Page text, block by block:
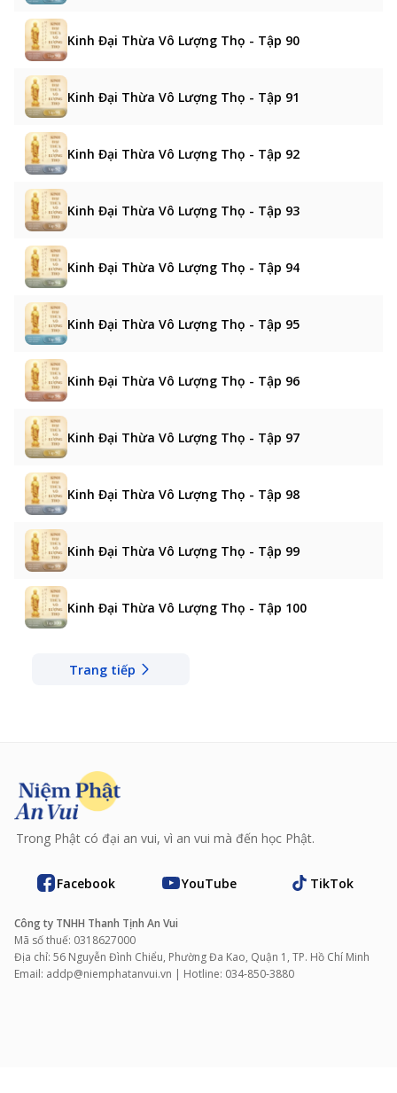
Kinh Đại Thừa Vô Lượng Thọ - Tập 90
Kinh Đại Thừa Vô Lượng Thọ - Tập 91
Kinh Đại Thừa Vô Lượng Thọ - Tập 92
Kinh Đại Thừa Vô Lượng Thọ - Tập 93
Kinh Đại Thừa Vô Lượng Thọ - Tập 94
Kinh Đại Thừa Vô Lượng Thọ - Tập 95
Kinh Đại Thừa Vô Lượng Thọ - Tập 96
Kinh Đại Thừa Vô Lượng Thọ - Tập 97
Kinh Đại Thừa Vô Lượng Thọ - Tập 98
Kinh Đại Thừa Vô Lượng Thọ - Tập 99
Kinh Đại Thừa Vô Lượng Thọ - Tập 100
Trang tiếp
Trong Phật có đại an vui, vì an vui mà đến học Phật.
Facebook YouTube TikTok
Công ty TNHH Thanh Tịnh An Vui
Mã số thuế: 0318627000
Địa chỉ: 56 Nguyễn Đình Chiểu, Phường Đa Kao, Quận 1, TP. Hồ Chí Minh
Email: addp@niemphatanvui.vn | Hotline: 034‑850‑3880